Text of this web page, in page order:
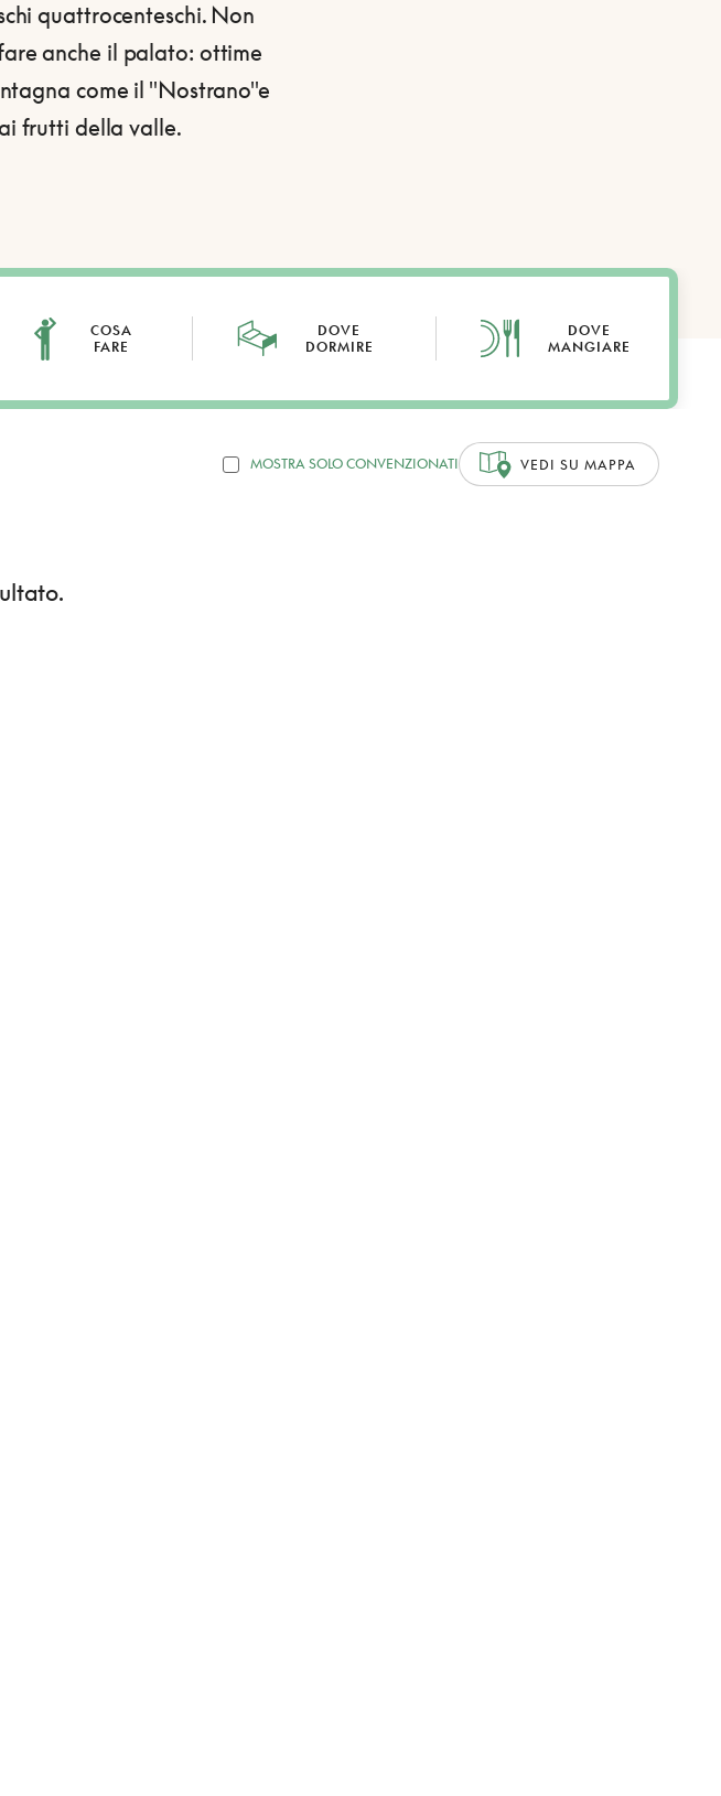
quattrocenteschi. Non
anche il palato: ottime
come il "Nostrano"e
frutti della valle.
COSA
FARE
DOVE
DORMIRE
DOVE
MANGIARE
MOSTRA SOLO CONVENZIONATI VEDI SU MAPPA